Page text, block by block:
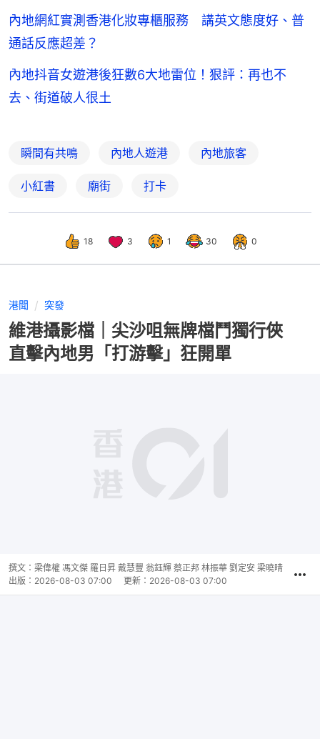
內地網紅實測香港化妝專櫃服務 講英文態度好、普
通話反應超差？
內地抖音女遊港後狂數6大地雷位！狠評：再也不
去、街道破人很土
瞬間有共鳴 內地人遊港 內地旅客
小紅書 廟街 打卡
18 3 1 30 0
港聞 突發
維港攝影檔｜尖沙咀無牌檔鬥獨行俠
直擊內地男「打游擊」狂開單
撰文： 梁偉權 馮文傑 羅日昇 戴慧豐 翁鈺輝 蔡正邦 林振華 劉定安 梁曉晴
出版： 2026-08-03 07:00 更新： 2026-08-03 07:00